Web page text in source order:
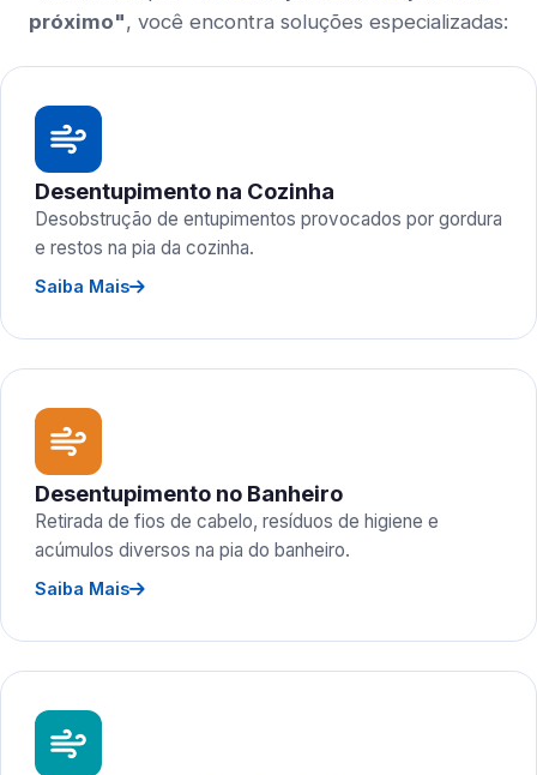
próximo", você encontra soluções especializadas:
Desentupimento na Cozinha
Desobstrução de entupimentos provocados por gordura
e restos na pia da cozinha.
Saiba Mais
Desentupimento no Banheiro
Retirada de fios de cabelo, resíduos de higiene e
acúmulos diversos na pia do banheiro.
Saiba Mais